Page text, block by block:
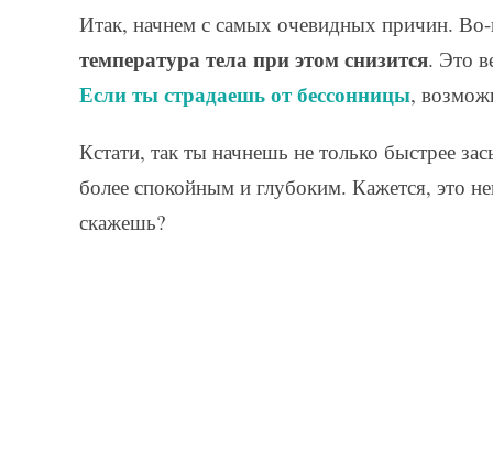
Итак, начнем с самых очевидных причин.
температура тела при этом снизится. Это
Если ты страдаешь от бессонницы,
Кстати, так ты начнешь не только быстрее
более спокойным и глубоким. Кажется, это
скажешь?